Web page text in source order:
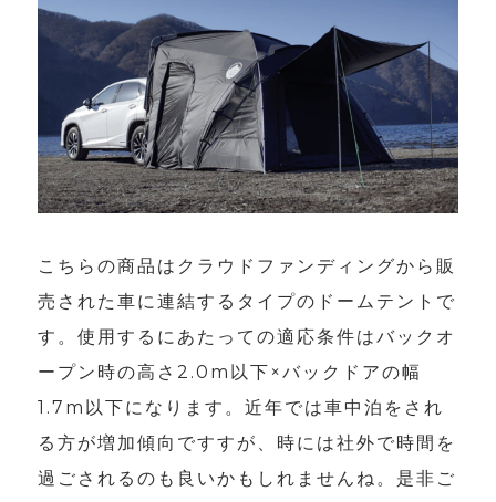
こちらの商品はクラウドファンディングから販
売された車に連結するタイプのドームテントで
す。使用するにあたっての適応条件はバックオ
ープン時の高さ2.0m以下×バックドアの幅
1.7m以下になります。近年では車中泊をされ
る方が増加傾向ですすが、時には社外で時間を
過ごされるのも良いかもしれませんね。是非ご